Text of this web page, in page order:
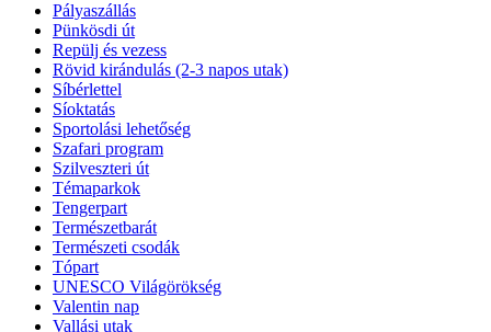
Pályaszállás
Pünkösdi út
Repülj és vezess
Rövid kirándulás (2-3 napos utak)
Síbérlettel
Síoktatás
Sportolási lehetőség
Szafari program
Szilveszteri út
Témaparkok
Tengerpart
Természetbarát
Természeti csodák
Tópart
UNESCO Világörökség
Valentin nap
Vallási utak